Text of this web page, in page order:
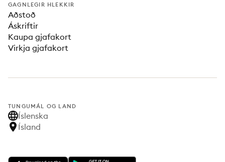
GAGNLEGIR HLEKKIR
Aðstoð
Áskriftir
Kaupa gjafakort
Virkja gjafakort
TUNGUMÁL OG LAND
Íslenska
Ísland